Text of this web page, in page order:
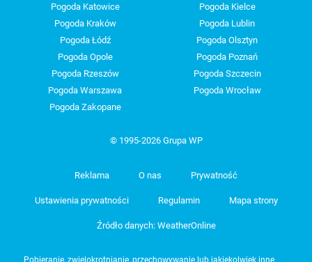
Pogoda Katowice
Pogoda Kielce
Pogoda Kraków
Pogoda Lublin
Pogoda Łódź
Pogoda Olsztyn
Pogoda Opole
Pogoda Poznań
Pogoda Rzeszów
Pogoda Szczecin
Pogoda Warszawa
Pogoda Wrocław
Pogoda Zakopane
© 1995-2026 Grupa WP
Reklama O nas Prywatność
Ustawienia prywatności Regulamin Mapa strony
Źródło danych: WeatherOnline
Pobieranie, zwielokrotnianie, przechowywanie lub jakiekolwiek inne